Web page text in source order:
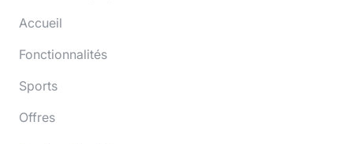
Accueil
Fonctionnalités
Sports
Offres